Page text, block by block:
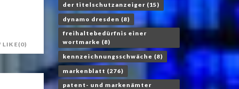
LIKE(0)
der titelschutzanzeiger (15)
dynamo dresden (8)
freihaltebedürfnis einer
wortmarke (8)
kennzeichnungsschwäche (8)
markenblatt (276)
patent- und markenämter